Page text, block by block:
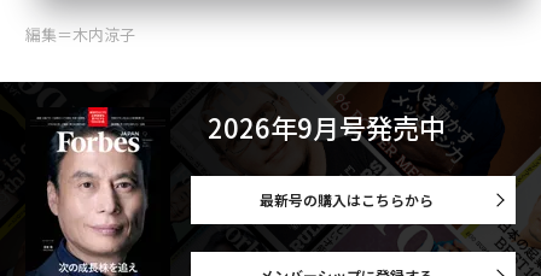
編集＝木内涼子
2026年9月号発売中
最新号の購入はこちらから